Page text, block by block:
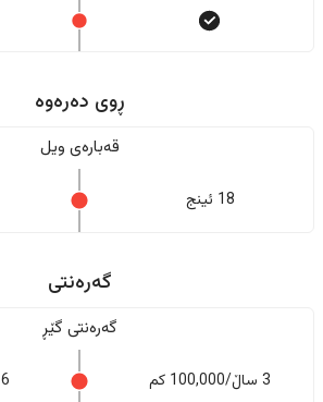
ڕوی دەرەوە
قەبارەی ویل
18 ئینج
گەرەنتی
گەرەنتی گێڕ
3 ساڵ/100,000 کم 6 ساڵ/200,000 کم